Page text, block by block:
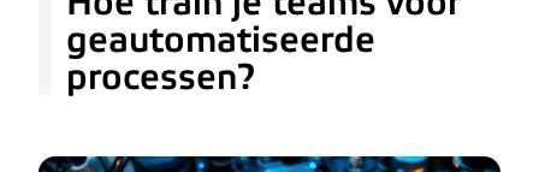
geautomatiseerde
processen?